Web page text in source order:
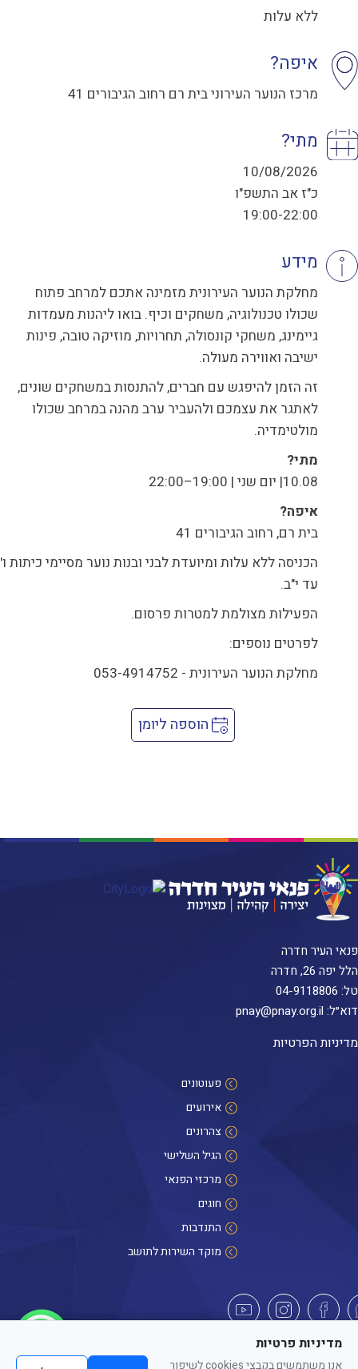
ללא עלות
איפה?
מרכז הנוער העירוני בית רם רחוב הגיבורים 41
מתי?
10/08/2026
כ"ז אב התשפ"ו
19:00-22:00
מידע
מחלקת הנוער העירונית מזמינה אתכם למרחב פתוח
שכולו טכנולוגיה, משחקים וכיף. בואו ליהנות מעמדות
גיימינג, משחקי קונסולה, תחרויות, מוזיקה טובה, פינות
ישיבה ואווירה מעולה.
זה הזמן להיפגש עם חברים, להתנסות במשחקים שונים,
לאתגר את עצמכם ולהעביר ערב מהנה במרחב שכולו
מולטימדיה.
מתי?
10.08| יום שני | 19:00–22:00
איפה?
בית רם, רחוב הגיבורים 41
הכניסה ללא עלות ומיועדת לבני ובנות נוער מסיימי כיתות ו'
עד י"ב.
הפעילות מצולמת למטרות פרסום.
לפרטים נוספים:
מחלקת הנוער העירונית - 053-4914752
הוספה ליומן
פנאי העיר חדרה
הלל יפה 26, חדרה
טל: 04-9118806
דוא״ל: pnay@pnay.org.il
מדיניות הפרטיות
פעוטונים
אירועים
צהרונים
הגיל השלישי
מרכזי הפנאי
חוגים
התנדבות
מוקד השירות לתושב
כל הזכויות שמורות לפנאי העיר חדרה. האתר מספק מידע כללי בלבד. הנוסח המחייב
מדיניות פרטיות
אנו משתמשים בקבצי cookies לשיפור